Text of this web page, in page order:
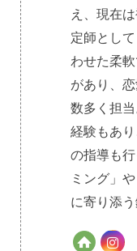
え、現在
定師とし
わせた柔
があり、
数多く担
経験もあ
の指導も
ミング」
に寄り添